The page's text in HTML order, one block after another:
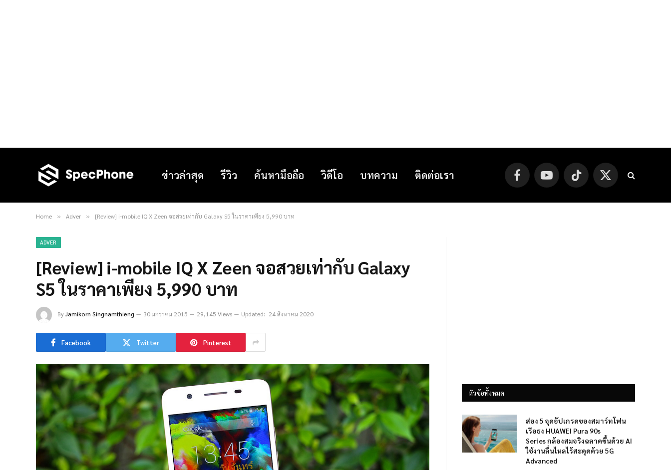
ข่าวล่าสุด รีวิว ค้นหามือถือ วิดีโอ บทความ ติดต่อเรา FacebookYouTube TikTok
X
(Twitter)
Home » Adver » [Review] i-mobile IQ X Zeen จอสวยเท่ากับ Galaxy S5 ในราคาเพียง 5,990 บาท
ADVER
[Review] i-mobile IQ X Zeen จอสวยเท่ากับ Galaxy
S5 ในราคาเพียง 5,990 บาท
ByJamikorn Singnamthieng 30 มกราคม 2015 29,145 Views Updated: 24 สิงหาคม 2020
Facebook Twitter Pinterest
หัวข้อทั้งหมด
ส่อง 5 จุดอัปเกรดของสมาร์ทโฟน
เรือธง HUAWEI Pura 90s
Series กล้องสมจริงฉลาดขึ้นด้วย AI
ใช้งานลื่นไหลไร้สะดุดด้วย 5G
Advanced